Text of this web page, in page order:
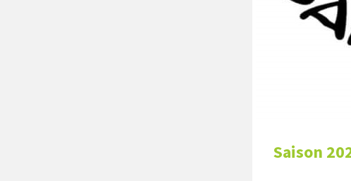
Saison